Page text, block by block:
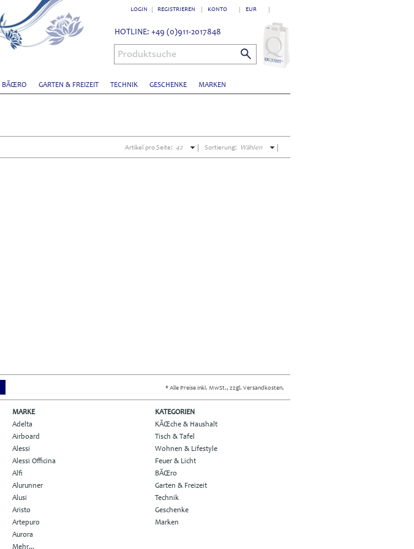
EUR
KONTO
LOGIN REGISTRIEREN
BÃŒRO GARTEN & FREIZEIT TECHNIK GESCHENKE MARKEN
HOTLINE: +49 (0)911-2017848
Produktsuche
Sortierung: Wählen
Artikel pro Seite: 42
* Alle Preise inkl. MwSt., zzgl. Versandkosten.
MARKE
Adelta
Airboard
Alessi
Alessi Officina
Alfi
Alurunner
Alusi
Aristo
Artepuro
Aurora
Mehr...
KATEGORIEN
KÃŒche & Haushalt
Tisch & Tafel
Wohnen & Lifestyle
Feuer & Licht
BÃŒro
Garten & Freizeit
Technik
Geschenke
Marken